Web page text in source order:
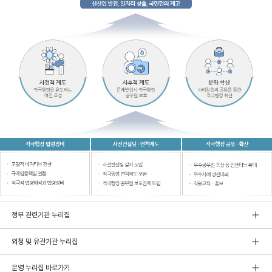
정부 관련기관 누리집
외청 및 유관기관 누리집
운영 누리집 바로가기